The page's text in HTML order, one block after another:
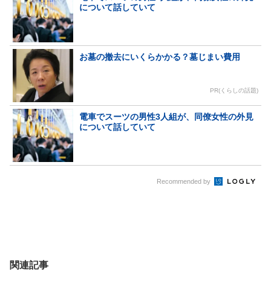
について話していて
お墓の撤去にいくらかかる？墓じまい費用
PR(くらしの話題)
電車でスーツの男性3人組が、同僚女性の外見
について話していて
Recommended by
関連記事